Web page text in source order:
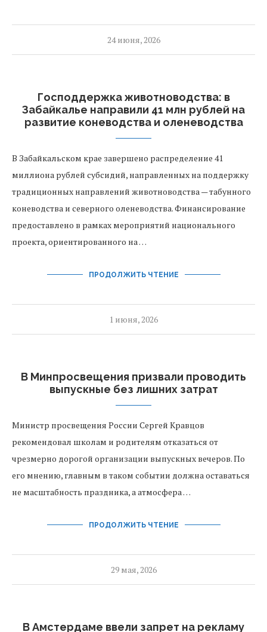
24 июня, 2026
Господдержка животноводства: в
Забайкалье направили 41 млн рублей на
развитие коневодства и оленеводства
В Забайкальском крае завершено распределение 41
миллиона рублей субсидий, направленных на поддержку
традиционных направлений животноводства — табунного
коневодства и северного оленеводства. Финансирование
предоставлено в рамках мероприятий национального
проекта, ориентированного на …
ПРОДОЛЖИТЬ ЧТЕНИЕ
1 июня, 2026
В Минпросвещения призвали проводить
выпускные без лишних затрат
Министр просвещения России Сергей Кравцов
рекомендовал школам и родителям отказаться от
чрезмерно дорогой организации выпускных вечеров. По
его мнению, главным в таком событии должна оставаться
не масштабность праздника, а атмосфера …
ПРОДОЛЖИТЬ ЧТЕНИЕ
29 мая, 2026
В Амстердаме ввели запрет на рекламу